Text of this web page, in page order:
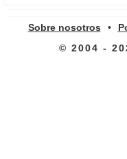
Sobre nosotros •
© 2004 -